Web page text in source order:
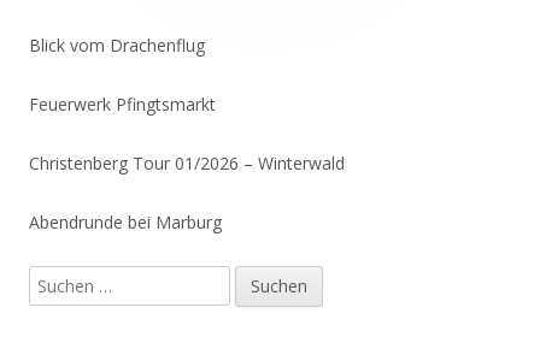
Blick vom Drachenflug
Feuerwerk Pfingtsmarkt
Christenberg Tour 01/2026 – Winterwald
Abendrunde bei Marburg
Suchen
nach: